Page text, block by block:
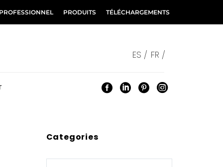
PRODUITS TÉLÉCHARGEMENTS
ES / FR /
Categories